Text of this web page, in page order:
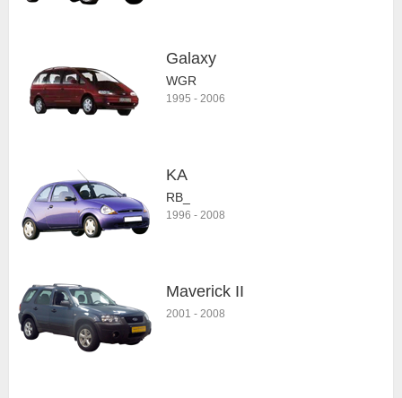
Galaxy
WGR
1995 - 2006
KA
RB_
1996 - 2008
Maverick II
2001 - 2008